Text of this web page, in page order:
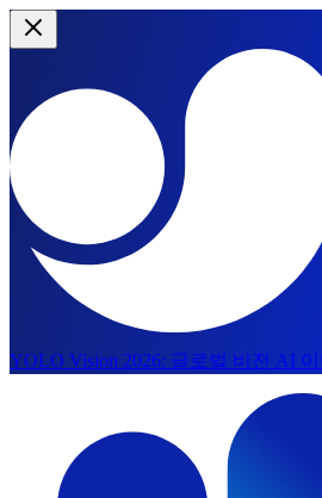
YOLO Vision 2026: 글로벌 비전 AI